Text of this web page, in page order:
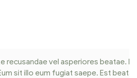
recusandae vel asperiores beatae.
sit illo eum fugiat saepe. Est